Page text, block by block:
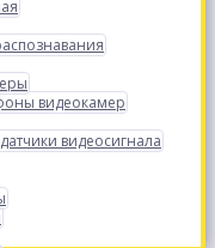
видеокамер
видеосигнала